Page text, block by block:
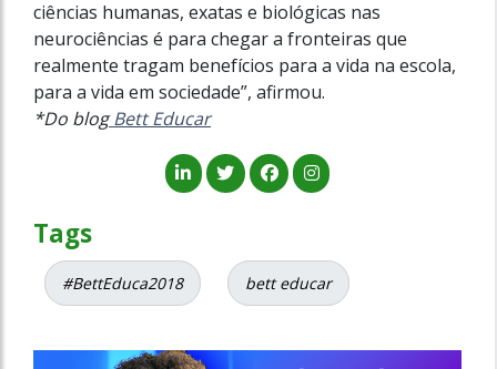
ciências humanas, exatas e biológicas nas
neurociências é para chegar a fronteiras que
realmente tragam benefícios para a vida na escola,
para a vida em sociedade”, afirmou.
*Do blogBett Educar
Tags
#BettEduca2018 bett educar